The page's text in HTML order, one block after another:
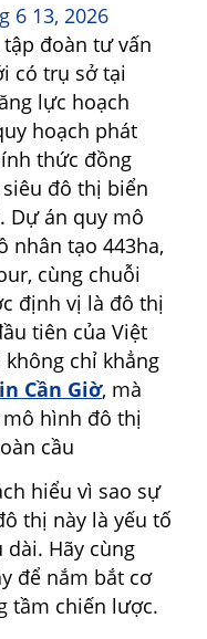
6 13, 2026
tập đoàn tư vấn
có trụ sở tại
lực hoạch
hoạch phát
thức đồng
đô thị biển
Dự án quy mô
nhân tạo 443ha,
cùng chuỗi
định vị là đô thị
tiên của Việt
không chỉ khẳng
Cần Giờ, mà
hình đô thị
cầu
hiểu vì sao sự
thị này là yếu tố
Hãy cùng
để nắm bắt cơ
tầm chiến lược.